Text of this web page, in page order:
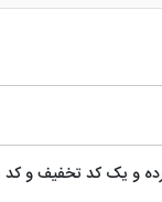
و یک کد تخفیف و